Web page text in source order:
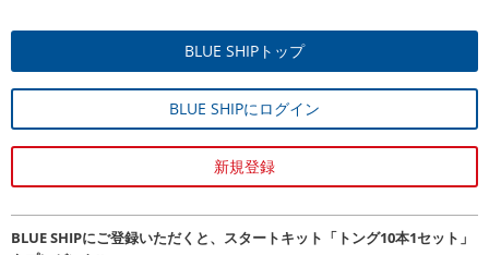
BLUE SHIPトップ
BLUE SHIPにログイン
新規登録
BLUE SHIPにご登録いただくと、スタートキット「トング10本1セット」